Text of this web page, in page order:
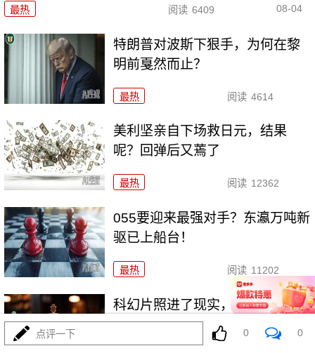
最热 阅读 6409 08-04
特朗普对波斯下狠手，为何在黎
明前戛然而止？
最热 阅读 4614
美利坚亲自下场救日元，结果
呢？回弹后又蔫了
最热 阅读 12362
055要迎来最强对手？东瀛万吨新
驱已上船台！
最热 阅读 11202
科幻片照进了现实，东大机器狼
驮着武器冲锋！
点评一下 0 0